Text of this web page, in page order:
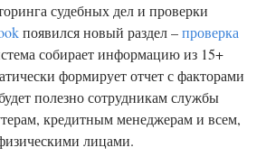
судебных дел и проверки
появился новый раздел –проверка
собирает информацию из 15+
формирует отчет с факторами
полезно сотрудникам службы
кредитным менеджерам и всем,
лицами.